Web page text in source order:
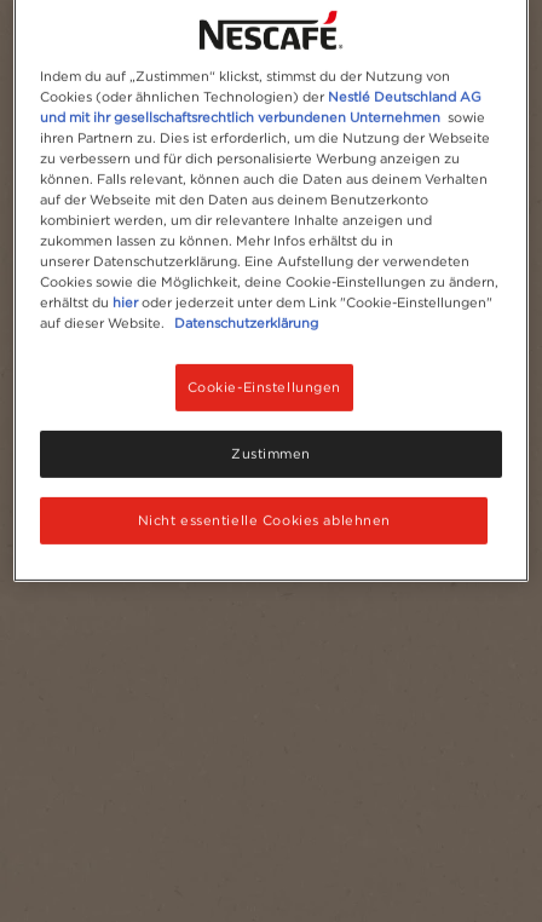
Indem du auf „Zustimmen“ klickst, stimmst du der Nutzung von
Cookies (oder ähnlichen Technologien) der Nestlé Deutschland AG
und mit ihr gesellschaftsrechtlich verbundenen Unternehmen sowie
ihren Partnern zu. Dies ist erforderlich, um die Nutzung der Webseite
zu verbessern und für dich personalisierte Werbung anzeigen zu
können. Falls relevant, können auch die Daten aus deinem Verhalten
auf der Webseite mit den Daten aus deinem Benutzerkonto
kombiniert werden, um dir relevantere Inhalte anzeigen und
zukommen lassen zu können. Mehr Infos erhältst du in
unserer Datenschutzerklärung. Eine Aufstellung der verwendeten
Cookies sowie die Möglichkeit, deine Cookie-Einstellungen zu ändern,
erhältst du hieroder jederzeit unter dem Link "Cookie-Einstellungen"
auf dieser Website.
Datenschutzerklärung
Cookie-Einstellungen
Nicht essentielle Cookies ablehnen
Zustimmen